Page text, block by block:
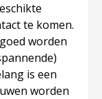
te komen.
worden
is een
worden